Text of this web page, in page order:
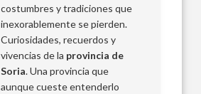
costumbres y tradiciones que
inexorablemente se pierden.
Curiosidades, recuerdos y
vivencias de la provincia de
Soria. Una provincia que
aunque cueste entenderlo